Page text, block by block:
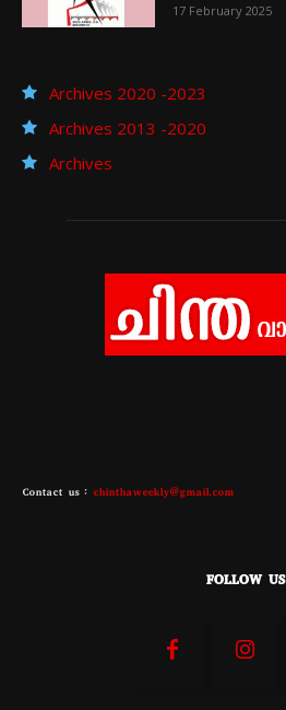
17 February 2025
Archives 2020 -2023
Archives 2013 -2020
Archives
Contact us : chinthaweekly@gmail.com
FOLLOW US